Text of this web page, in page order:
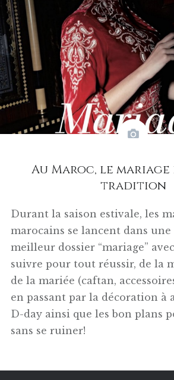
Au Maroc, le mariage
tradition
Durant la saison estivale, les
marocains se lancent dans une
meilleur dossier “mariage”
suivre pour tout réussir, de la
de la mariée (caftan,
en passant par la décoration à
D-day ainsi que les bon plans
sans se ruiner!